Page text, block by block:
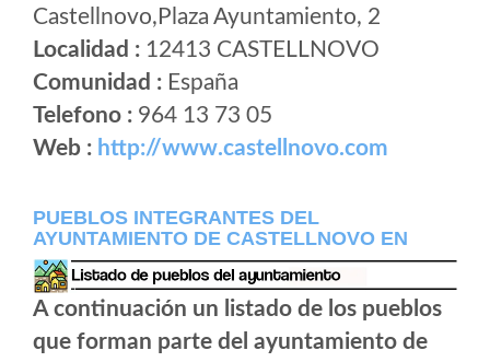
Castellnovo,Plaza Ayuntamiento, 2
Localidad : 12413 CASTELLNOVO
Comunidad : España
Telefono : 964 13 73 05
Web : http://www.castellnovo.com
PUEBLOS INTEGRANTES DEL
AYUNTAMIENTO DE CASTELLNOVO EN
A continuación un listado de los pueblos
que forman parte del ayuntamiento de